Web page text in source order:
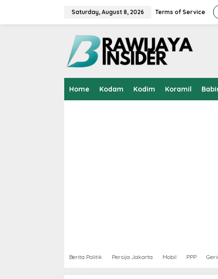
Saturday, August 8, 2026 Terms of Service
Home Kodam Kodim Koramil
Berita Politik Persija Jakarta Mobil PPP